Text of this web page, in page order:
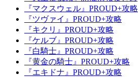
『マクスウェル』PROUD+攻略
『ツヴァイ』PROUD+攻略
『キクリ』PROUD+攻略
『ケルブ』PROUD+攻略
『白騎士』PROUD+攻略
『黄金の騎士』PROUD+攻略
『エキドナ』PROUD+攻略